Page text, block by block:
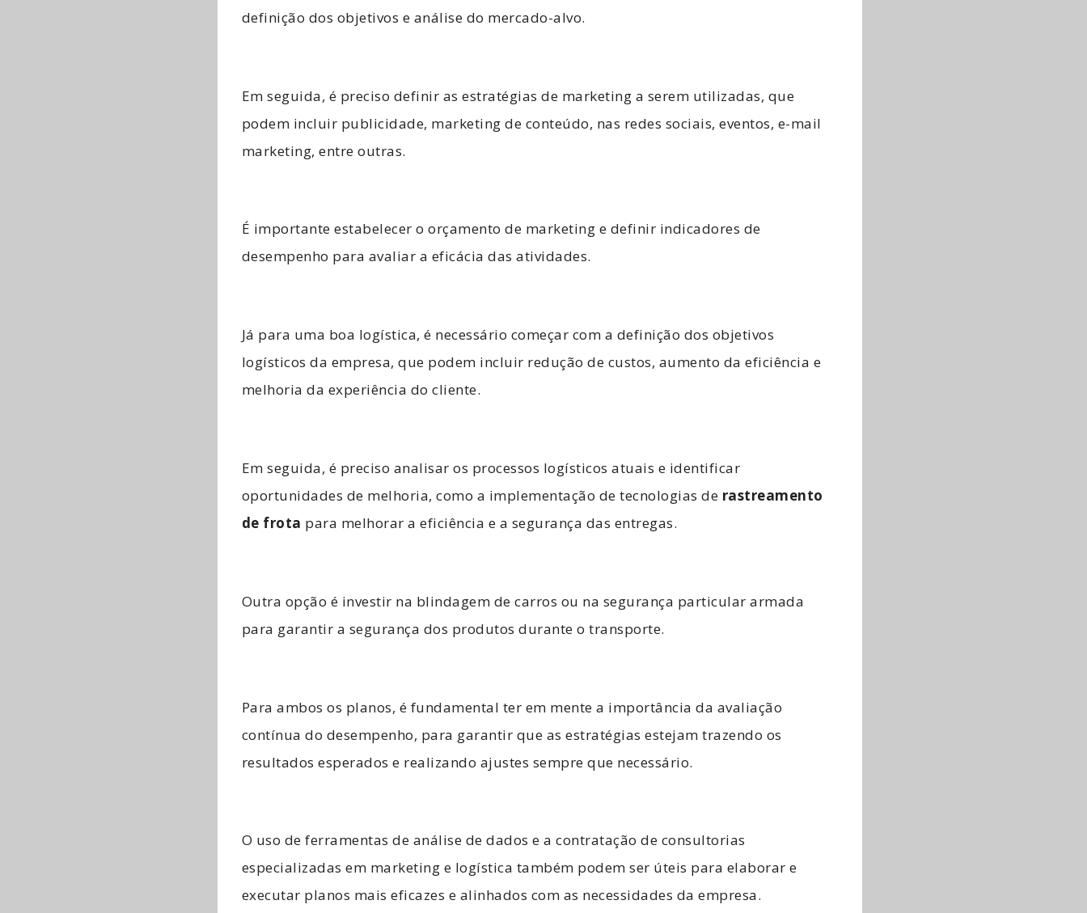
definição dos objetivos e análise do mercado-alvo.
Em seguida, é preciso definir as estratégias de marketing a serem utilizadas, que
podem incluir publicidade, marketing de conteúdo, nas redes sociais, eventos, e-mail
marketing, entre outras.
É importante estabelecer o orçamento de marketing e definir indicadores de
desempenho para avaliar a eficácia das atividades.
Já para uma boa logística, é necessário começar com a definição dos objetivos
logísticos da empresa, que podem incluir redução de custos, aumento da eficiência e
melhoria da experiência do cliente.
Em seguida, é preciso analisar os processos logísticos atuais e identificar
oportunidades de melhoria, como a implementação de tecnologias de rastreamento
de frota para melhorar a eficiência e a segurança das entregas.
Outra opção é investir na blindagem de carros ou na segurança particular armada
para garantir a segurança dos produtos durante o transporte.
Para ambos os planos, é fundamental ter em mente a importância da avaliação
contínua do desempenho, para garantir que as estratégias estejam trazendo os
resultados esperados e realizando ajustes sempre que necessário.
O uso de ferramentas de análise de dados e a contratação de consultorias
especializadas em marketing e logística também podem ser úteis para elaborar e
executar planos mais eficazes e alinhados com as necessidades da empresa.